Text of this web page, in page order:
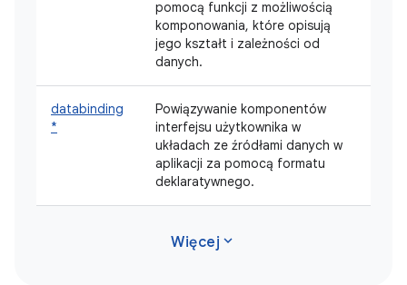
pomocą funkcji z możliwością
komponowania, które opisują
jego kształt i zależności od
danych.
databinding
*
Powiązywanie komponentów
interfejsu użytkownika w
układach ze źródłami danych w
aplikacji za pomocą formatu
deklaratywnego.
Więcej expand_more